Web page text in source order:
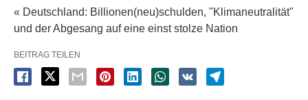
« Deutschland: Billionen(neu)schulden, "Klimaneutralität"
und der Abgesang auf eine einst stolze Nation
BEITRAG TEILEN